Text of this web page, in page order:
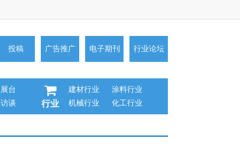
投稿 广告推广 电子期刊 行业论坛
台
谈 行业
建材行业
涂料行业
机械行业
化工行业